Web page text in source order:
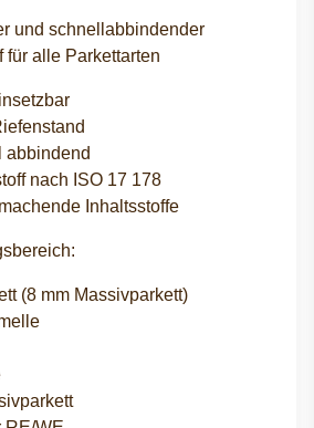
und schnellabbindender
für alle Parkettarten
abbindend
nach ISO 17 178
Inhaltsstoffe
(8 mm Massivparkett)